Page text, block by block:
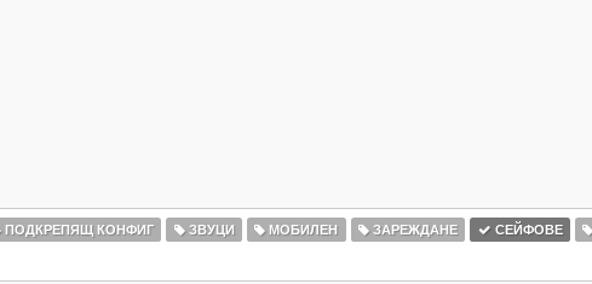
ПОДКРЕПЯЩ КОНФИГ ЗВУЦИ МОБИЛЕН ЗАРЕЖДАНЕ СЕЙФОВЕ